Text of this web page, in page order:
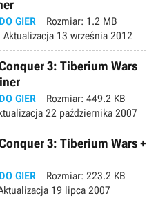
GIER Rozmiar: 1.2 MB
Aktualizacja 13 września 2012
3: Tiberium Wars
GIER Rozmiar: 449.2 KB
22 października 2007
3: Tiberium Wars +
GIER Rozmiar: 223.2 KB
19 lipca 2007